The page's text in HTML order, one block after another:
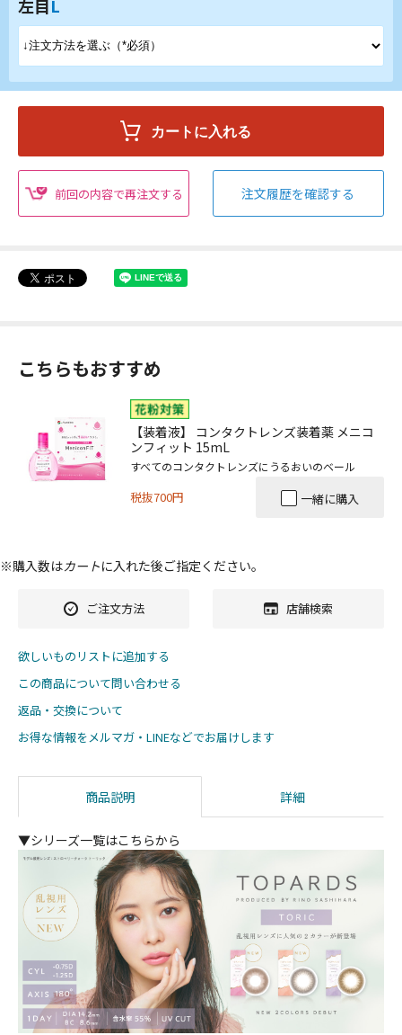
左目L
前回の内容で再注文する 注文履歴を確認する
こちらもおすすめ
【装着液】 コンタクトレンズ装着薬 メニコ
ンフィット 15mL
すべてのコンタクトレンズにうるおいのベール
税抜700円 一緒に購入
※購入数はカートに入れた後ご指定ください。
ご注文方法 店舗検索
欲しいものリストに追加する
この商品について問い合わせる
返品・交換について
お得な情報をメルマガ・LINEなどでお届けします
商品説明 詳細
▼シリーズ一覧はこちらから